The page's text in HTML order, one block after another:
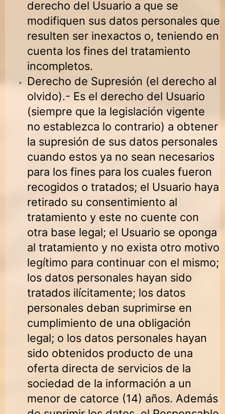
derecho del Usuario a que se
modifiquen sus datos personales que
resulten ser inexactos o, teniendo en
cuenta los fines del tratamiento
incompletos.
Derecho de Supresión (el derecho al
olvido).- Es el derecho del Usuario
(siempre que la legislación vigente
no establezca lo contrario) a obtener
la supresión de sus datos personales
cuando estos ya no sean necesarios
para los fines para los cuales fueron
recogidos o tratados; el Usuario haya
retirado su consentimiento al
tratamiento y este no cuente con
otra base legal; el Usuario se oponga
al tratamiento y no exista otro motivo
legítimo para continuar con el mismo;
los datos personales hayan sido
tratados ilícitamente; los datos
personales deban suprimirse en
cumplimiento de una obligación
legal; o los datos personales hayan
sido obtenidos producto de una
oferta directa de servicios de la
sociedad de la información a un
menor de catorce (14) años. Además